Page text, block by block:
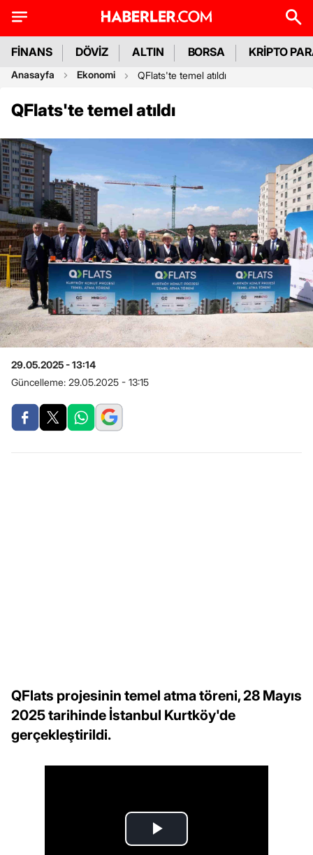
FİNANS DÖVİZ ALTIN BORSA KRİPTO
Anasayfa Ekonomi QFlats'te temel atıldı
QFlats'te temel atıldı
29.05.2025 - 13:14
Güncelleme: 29.05.2025 - 13:15
QFlats projesinin temel atma töreni, 28 Mayıs
2025 tarihinde İstanbul Kurtköy'de
gerçekleştirildi.